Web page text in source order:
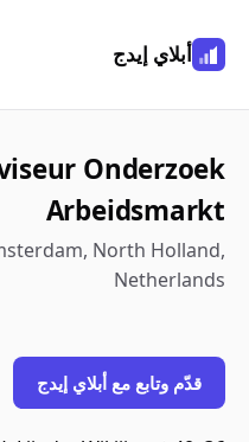
أبلاي إيدج
Onderzoek
Arbeidsmarkt
North Holland,
Netherlands
قدّم وتابع مع أبلاي إيدج